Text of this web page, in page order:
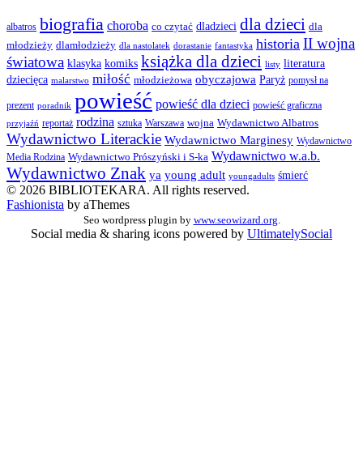
albatros biografia choroba co czytać dladzieci dla dzieci dla
młodzieży dlamłodzieży dla nastolatek dorastanie fantastyka historia II wojna
światowa klasyka komiks książka dla dzieci listy literatura
dziecięca malarstwo miłość młodzieżowa obyczajowa Paryż pomysł na
prezent poradnik powieść powieść dla dzieci powieść graficzna
przyjaźń reportaż rodzina sztuka Warszawa wojna Wydawnictwo Albatros
Wydawnictwo Literackie Wydawnictwo Marginesy Wydawnictwo
Media Rodzina Wydawnictwo Prószyński i S-ka Wydawnictwo w.a.b.
Wydawnictwo Znak ya young adult youngadults śmierć
© 2026 BIBLIOTEKARA. All rights reserved.
Fashionista by aThemes
Seo wordpress plugin by www.seowizard.org
Social media & sharing icons powered by UltimatelySocial